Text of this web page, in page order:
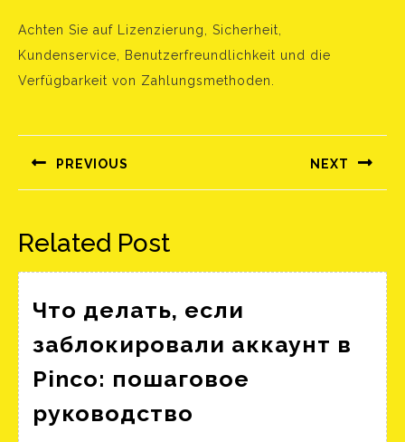
Achten Sie auf Lizenzierung, Sicherheit,
Kundenservice, Benutzerfreundlichkeit und die
Verfügbarkeit von Zahlungsmethoden.
navigáció
PREVIOUS
Előző
NEXT
Következő
Related Post
Что делать, если
заблокировали аккаунт в
Pinco: пошаговое
руководство